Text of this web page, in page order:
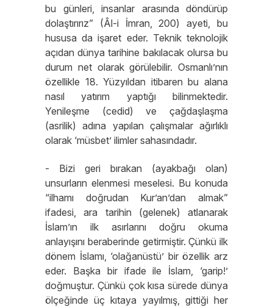
bu günleri, insanlar arasında döndürüp
dolaştırırız” (Âl-i İmran, 200) ayeti, bu
hususa da işaret eder. Teknik teknolojik
açıdan dünya tarihine bakılacak olursa bu
durum net olarak görülebilir. Osmanlı’nın
özellikle 18. Yüzyıldan itibaren bu alana
nasıl yatırım yaptığı bilinmektedir.
Yenileşme (cedid) ve çağdaşlaşma
(asrilik) adına yapılan çalışmalar ağırlıklı
olarak ‘müsbet’ ilimler sahasındadır.
- Bizi geri bırakan (ayakbağı olan)
unsurların elenmesi meselesi. Bu konuda
“ilhamı doğrudan Kur’an’dan almak”
ifadesi, ara tarihin (gelenek) atlanarak
İslam’ın ilk asırlarını doğru okuma
anlayışını beraberinde getirmiştir. Çünkü ilk
dönem İslamı, ‘olağanüstü’ bir özellik arz
eder. Başka bir ifade ile İslam, ‘garip!’
doğmuştur. Çünkü çok kısa sürede dünya
ölçeğinde üç kıtaya yayılmış, gittiği her